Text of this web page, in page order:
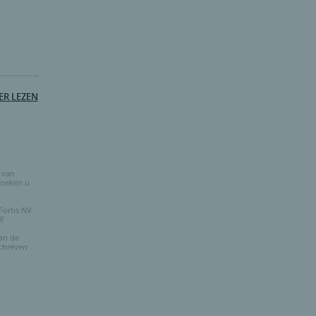
LEZEN
u
NV
de